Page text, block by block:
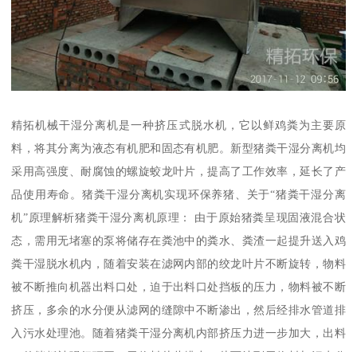
精拓机械干湿分离机是一种挤压式脱水机，它以鲜鸡粪为主要原
料，将其分离为液态有机肥和固态有机肥。新型猪粪干湿分离机均
采用高强度、耐腐蚀的螺旋蛟龙叶片，提高了工作效率，延长了产
品使用寿命。猪粪干湿分离机实现环保养猪、关于“猪粪干湿分离
机”原理解析猪粪干湿分离机原理： 由于原始猪粪呈现固液混合状
态，需用无堵塞的泵将储存在粪池中的粪水、粪渣一起提升送入鸡
粪干湿脱水机内，随着安装在滤网内部的绞龙叶片不断旋转，物料
被不断推向机器出料口处，迫于出料口处挡板的压力，物料被不断
挤压，多余的水分便从滤网的缝隙中不断渗出，然后经排水管道排
入污水处理池。随着猪粪干湿分离机内部挤压力进一步加大，出料